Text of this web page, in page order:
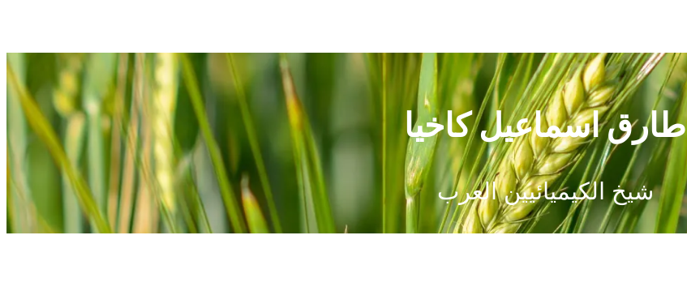
طارق اسماعيل كاخيا
شيخ الكيميائيين العرب